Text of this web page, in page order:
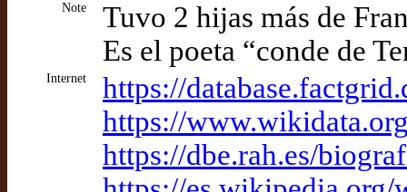
Note
Tuvo 2 hijas más de
Es el poeta “conde de
Internet
https://
https://
https://dbe.rah.es/